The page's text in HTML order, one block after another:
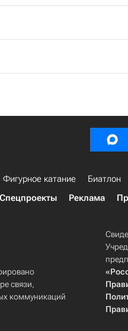
Фигурное катание Биатлон
Спецпроекты
Реклама
связи,
коммуникаций